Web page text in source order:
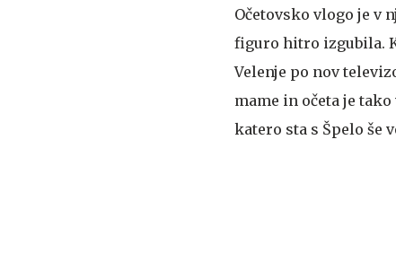
Očetovsko vlogo je v
figuro hitro izgubila.
Velenje po nov
mame in očeta je
katero sta s Špelo še